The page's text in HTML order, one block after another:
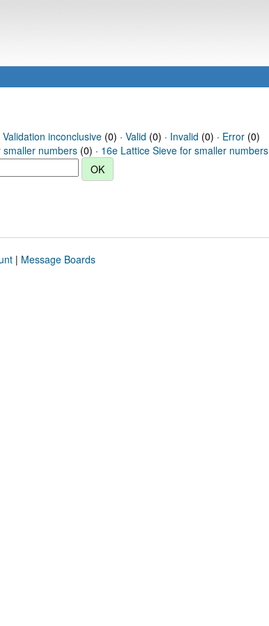
Validation inconclusive(0) · Valid (0) · Invalid (0) · Error(0)
smaller numbers (0) · 16e Lattice Sieve for smaller numbers
| Message Boards